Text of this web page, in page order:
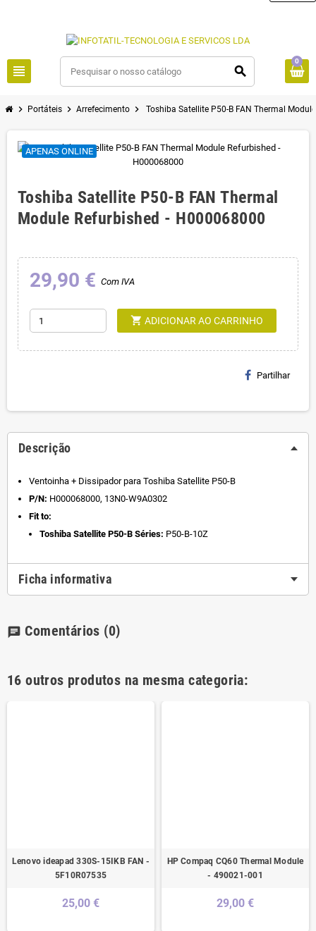
view_headline search
0
chevron_right Portáteis chevron_right Arrefecimento chevron_right Toshiba Satellite P50-B FAN Thermal
APENAS ONLINE
Toshiba Satellite P50-B FAN Thermal
Module Refurbished - H000068000
29,90 € Com IVA
shopping_cart ADICIONAR AO CARRINHO
Partilhar
Descrição
Ventoinha + Dissipador para Toshiba Satellite P50-B
P/N: H000068000, 13N0-W9A0302
Fit to:
Toshiba Satellite P50-B Séries: P50-B-10Z
Ficha informativa
chat Comentários (0)
16 outros produtos na mesma categoria:
Lenovo ideapad 330S-15IKB FAN -
5F10R07535
25,00 €
HP Compaq CQ60 Thermal Module
- 490021-001
29,00 €